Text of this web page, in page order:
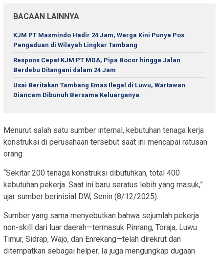
BACAAN LAINNYA
KJM PT Masmindo Hadir 24 Jam, Warga Kini Punya Pos
Pengaduan di Wilayah Lingkar Tambang
Respons Cepat KJM PT MDA, Pipa Bocor hingga Jalan
Berdebu Ditangani dalam 24 Jam
Usai Beritakan Tambang Emas Ilegal di Luwu, Wartawan
Diancam Dibunuh Bersama Keluarganya
Menurut salah satu sumber internal, kebutuhan tenaga kerja
konstruksi di perusahaan tersebut saat ini mencapai ratusan
orang.
“Sekitar 200 tenaga konstruksi dibutuhkan, total 400
kebutuhan pekerja. Saat ini baru seratus lebih yang masuk,”
ujar sumber berinisial DW, Senin (8/12/2025).
Sumber yang sama menyebutkan bahwa sejumlah pekerja
non-skill dari luar daerah—termasuk Pinrang, Toraja, Luwu
Timur, Sidrap, Wajo, dan Enrekang—telah direkrut dan
ditempatkan sebagai helper. Ia juga mengungkap dugaan